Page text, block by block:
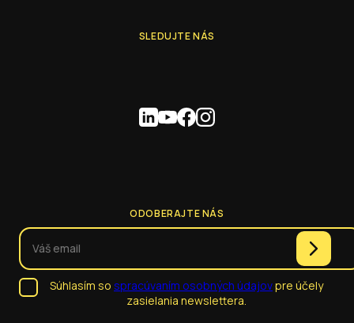
SLEDUJTE NÁS
ODOBERAJTE NÁS
Súhlasím so spracúvaním osobných údajovpre účely
zasielania newslettera.